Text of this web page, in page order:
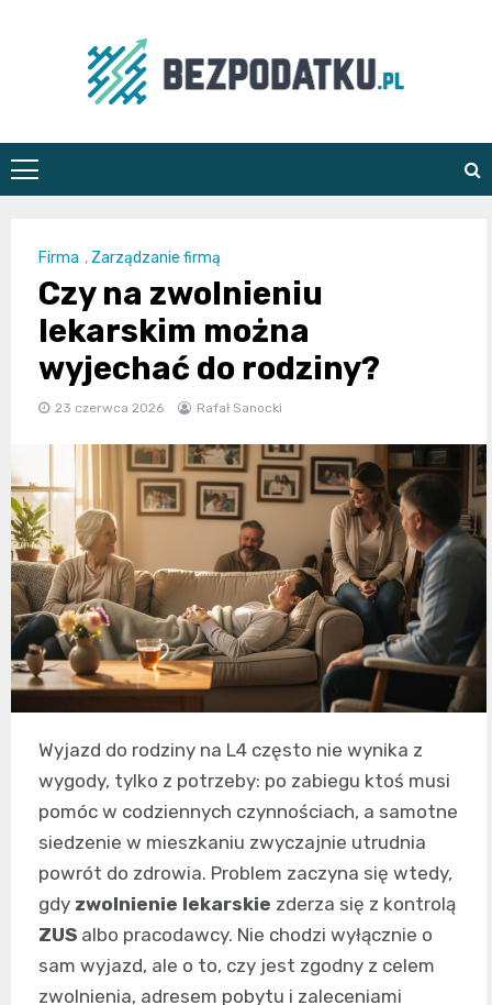
bezpodatku.pl
Firma , Zarządzanie firmą
Czy na zwolnieniu
lekarskim można
wyjechać do rodziny?
23 czerwca 2026 Rafał Sanocki
Wyjazd do rodziny na L4 często nie wynika z
wygody, tylko z potrzeby: po zabiegu ktoś musi
pomóc w codziennych czynnościach, a samotne
siedzenie w mieszkaniu zwyczajnie utrudnia
powrót do zdrowia. Problem zaczyna się wtedy,
gdy zwolnienie lekarskie zderza się z kontrolą
ZUS albo pracodawcy. Nie chodzi wyłącznie o
sam wyjazd, ale o to, czy jest zgodny z celem
zwolnienia, adresem pobytu i zaleceniami